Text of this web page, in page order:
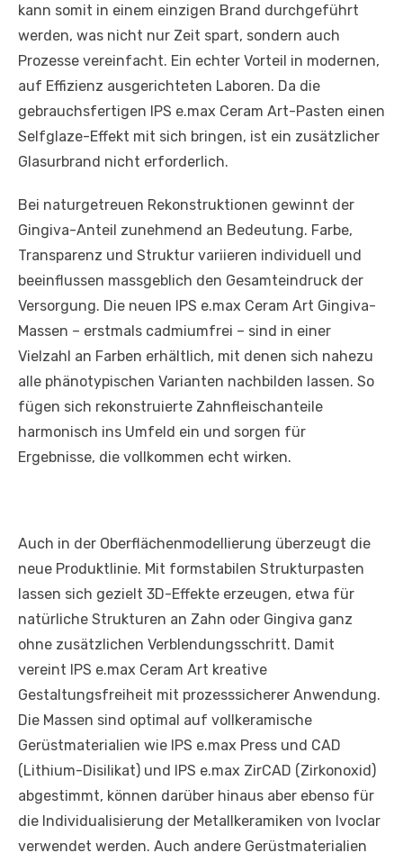
kann somit in einem einzigen Brand durchgeführt
werden, was nicht nur Zeit spart, sondern auch
Prozesse vereinfacht. Ein echter Vorteil in modernen,
auf Effizienz ausgerichteten Laboren. Da die
gebrauchsfertigen IPS e.max Ceram Art-Pasten einen
Selfglaze-Effekt mit sich bringen, ist ein zusätzlicher
Glasurbrand nicht erforderlich.
Bei naturgetreuen Rekonstruktionen gewinnt der
Gingiva-Anteil zunehmend an Bedeutung. Farbe,
Transparenz und Struktur variieren individuell und
beeinflussen massgeblich den Gesamteindruck der
Versorgung. Die neuen IPS e.max Ceram Art Gingiva-
Massen – erstmals cadmiumfrei – sind in einer
Vielzahl an Farben erhältlich, mit denen sich nahezu
alle phänotypischen Varianten nachbilden lassen. So
fügen sich rekonstruierte Zahnfleischanteile
harmonisch ins Umfeld ein und sorgen für
Ergebnisse, die vollkommen echt wirken.
Auch in der Oberflächenmodellierung überzeugt die
neue Produktlinie. Mit formstabilen Strukturpasten
lassen sich gezielt 3D-Effekte erzeugen, etwa für
natürliche Strukturen an Zahn oder Gingiva ganz
ohne zusätzlichen Verblendungsschritt. Damit
vereint IPS e.max Ceram Art kreative
Gestaltungsfreiheit mit prozesssicherer Anwendung.
Die Massen sind optimal auf vollkeramische
Gerüstmaterialien wie IPS e.max Press und CAD
(Lithium-Disilikat) und IPS e.max ZirCAD (Zirkonoxid)
abgestimmt, können darüber hinaus aber ebenso für
die Individualisierung der Metallkeramiken von Ivoclar
verwendet werden. Auch andere Gerüstmaterialien